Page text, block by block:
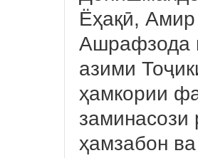
Ёҳақӣ,
Ашрафзода
азими
ҳамкории
заминасози
ҳамзабон